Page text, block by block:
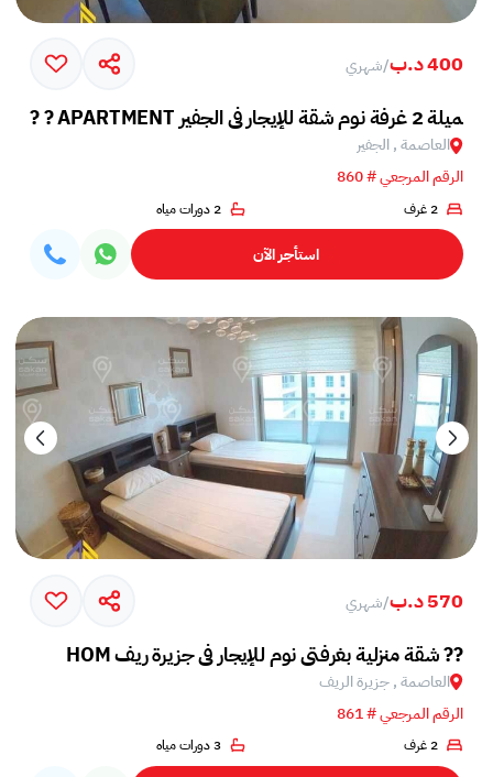
400 د.ب /شهري
العاصمة , الجفير
الرقم المرجعي # 860
2 غرف 2 دورات مياه
استأجر الآن
570 د.ب /شهري
HOM شقة منزلية بغرفتي نوم للإيجار في جزيرة ريف ??
العاصمة , جزيرة الريف
الرقم المرجعي # 861
2 غرف 3 دورات مياه